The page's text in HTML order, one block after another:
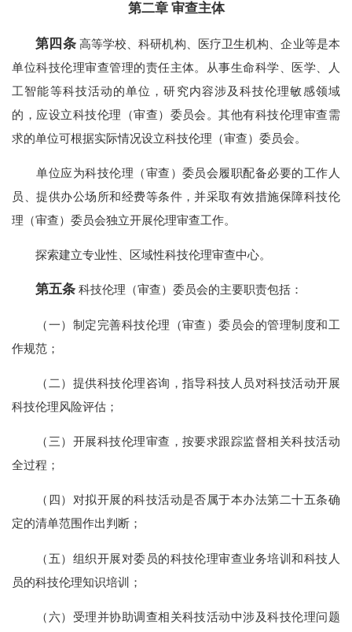
第二章 审查主体
第四条高等学校、科研机构、医疗卫生机构、企业等是本
单位科技伦理审查管理的责任主体。从事生命科学、医学、人
工智能等科技活动的单位，研究内容涉及科技伦理敏感领域
的，应设立科技伦理（审查）委员会。其他有科技伦理审查需
求的单位可根据实际情况设立科技伦理（审查）委员会。
单位应为科技伦理（审查）委员会履职配备必要的工作人
员、提供办公场所和经费等条件，并采取有效措施保障科技伦
理（审查）委员会独立开展伦理审查工作。
探索建立专业性、区域性科技伦理审查中心。
第五条 科技伦理（审查）委员会的主要职责包括：
（一）制定完善科技伦理（审查）委员会的管理制度和工
作规范；
（二）提供科技伦理咨询，指导科技人员对科技活动开展
科技伦理风险评估；
（三）开展科技伦理审查，按要求跟踪监督相关科技活动
全过程；
（四）对拟开展的科技活动是否属于本办法第二十五条确
定的清单范围作出判断；
（五）组织开展对委员的科技伦理审查业务培训和科技人
员的科技伦理知识培训；
（六）受理并协助调查相关科技活动中涉及科技伦理问题